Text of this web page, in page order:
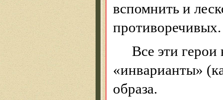
вспомнить и
противоречивых.
Все эти
«инварианты»
образа.